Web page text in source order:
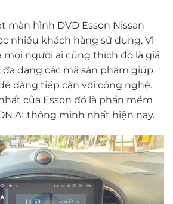
màn hình DVD Esson Nissan
nhiều khách hàng sử dụng. Vì
mọi người ai cũng thích đó là giá
dạng các mã sản phẩm giúp
dàng tiếp cận với công nghệ.
của Esson đó là phần mềm
AI thông minh nhất hiện nay.